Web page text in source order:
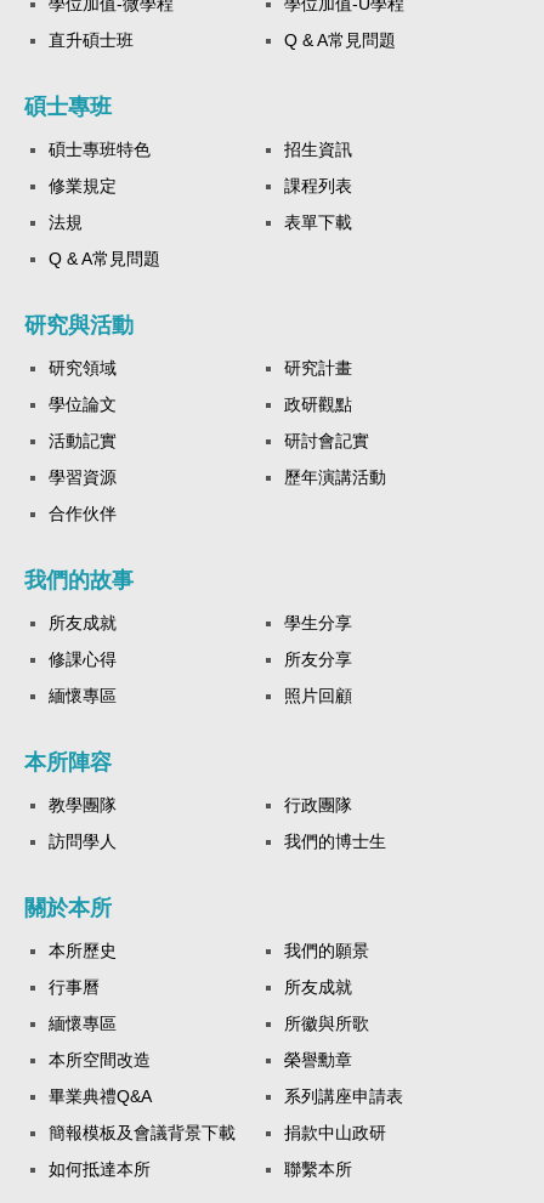
直升碩士班
Q & A常見問題
碩士專班
碩士專班特色
招生資訊
修業規定
課程列表
法規
表單下載
Q & A常見問題
研究與活動
研究領域
研究計畫
學位論文
政研觀點
活動記實
研討會記實
學習資源
歷年演講活動
合作伙伴
我們的故事
所友成就
學生分享
修課心得
所友分享
緬懷專區
照片回顧
本所陣容
教學團隊
行政團隊
訪問學人
我們的博士生
關於本所
本所歷史
我們的願景
行事曆
所友成就
緬懷專區
所徽與所歌
本所空間改造
榮譽勳章
畢業典禮Q&A
系列講座申請表
簡報模板及會議背景下載
捐款中山政研
如何抵達本所
聯繫本所